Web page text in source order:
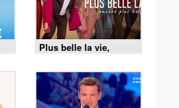
Plus belle la vie,
encore plus belle